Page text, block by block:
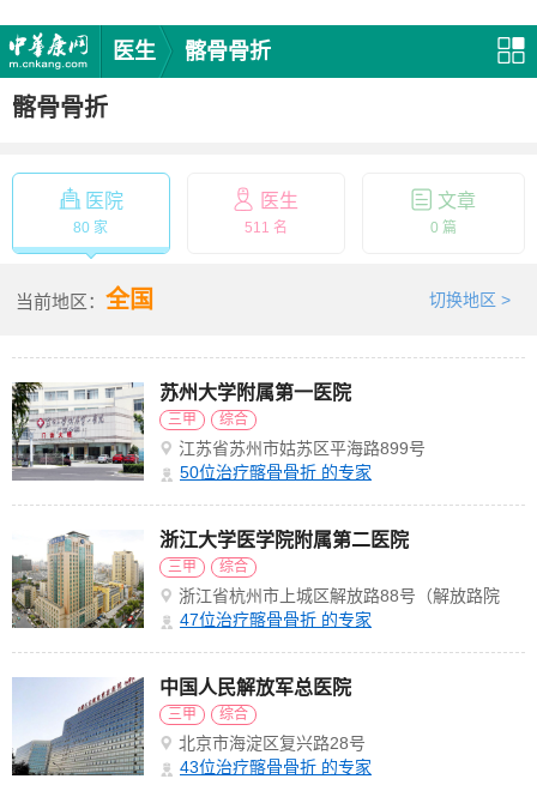
医生 髂骨骨折
髂骨骨折
医院
80 家
医生
511 名
文章
0 篇
当前地区： 全国 切换地区 >
苏州大学附属第一医院
三甲 综合
江苏省苏州市姑苏区平海路899号
50位治疗髂骨骨折 的专家
浙江大学医学院附属第二医院
三甲 综合
浙江省杭州市上城区解放路88号（解放路院
区）
47位治疗髂骨骨折 的专家
中国人民解放军总医院
三甲 综合
北京市海淀区复兴路28号
43位治疗髂骨骨折 的专家